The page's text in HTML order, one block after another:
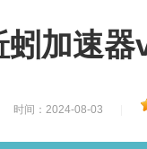
蚓加速器
时间：2024-08-03